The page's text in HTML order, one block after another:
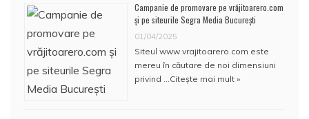
Campanie de promovare pe vrăjitoarero.com
și pe siteurile Segra Media București
01/04/2025
Siteul www.vrajitoarero.com este
mereu în căutare de noi dimensiuni
privind … Citește mai mult »